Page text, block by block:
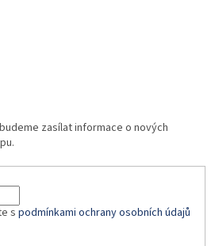
zasílat informace o nových
s podmínkami ochrany osobních údajů